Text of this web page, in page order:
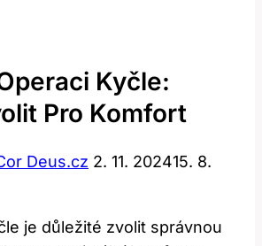
Kyčle:
Pro Komfort
Deus.cz 2. 11. 202415. 8.
je důležité zvolit správnou